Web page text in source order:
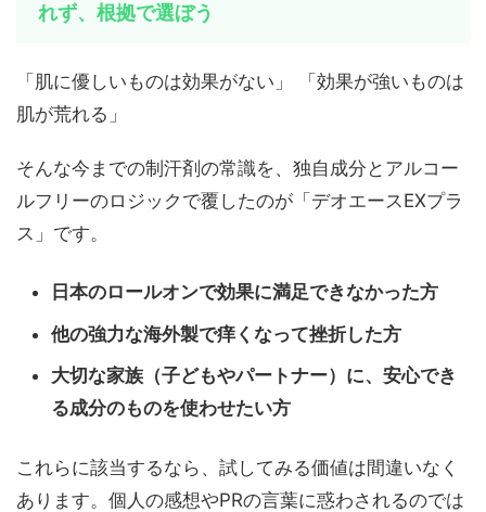
れず、根拠で選ぼう
「肌に優しいものは効果がない」 「効果が強いものは
肌が荒れる」
そんな今までの制汗剤の常識を、独自成分とアルコー
ルフリーのロジックで覆したのが「デオエースEXプラ
ス」です。
日本のロールオンで効果に満足できなかった方
他の強力な海外製で痒くなって挫折した方
大切な家族（子どもやパートナー）に、安心でき
る成分のものを使わせたい方
これらに該当するなら、試してみる価値は間違いなく
あります。個人の感想やPRの言葉に惑わされるのでは